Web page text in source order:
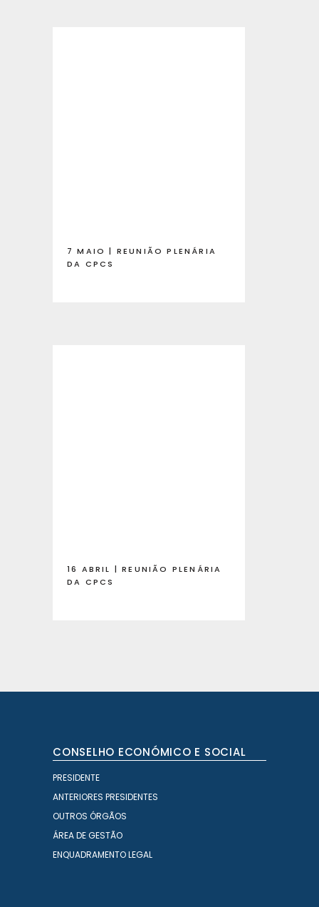
7 MAIO | REUNIÃO PLENÁRIA
DA CPCS
16 ABRIL | REUNIÃO PLENÁRIA
DA CPCS
CONSELHO ECONÓMICO E SOCIAL
PRESIDENTE
ANTERIORES PRESIDENTES
OUTROS ÓRGÃOS
ÁREA DE GESTÃO
ENQUADRAMENTO LEGAL